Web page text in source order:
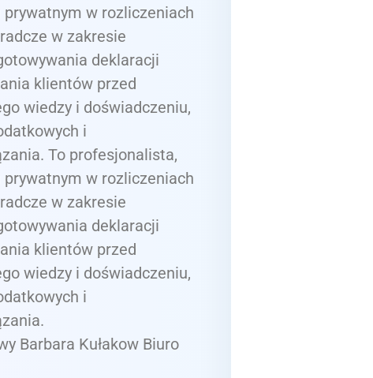
w rozliczeniach
w zakresie
deklaracji
klientów przed
wiedzy i doświadczeniu,
i
To profesjonalista,
w rozliczeniach
w zakresie
deklaracji
klientów przed
wiedzy i doświadczeniu,
i
Barbara Kułakow Biuro